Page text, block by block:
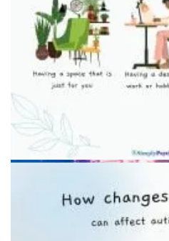
Подготовка к выходу из дома